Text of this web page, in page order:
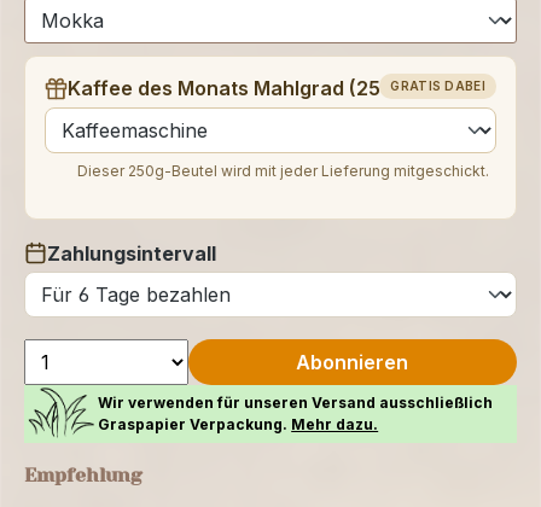
GRATIS DABEI
Kaffee des Monats Mahlgrad (250 g)
auswählen
Dieser 250g-Beutel wird mit jeder Lieferung mitgeschickt.
Zahlungsintervall
auswählen
Abonnieren
Wir verwenden für unseren Versand ausschließlich
Graspapier Verpackung. Mehr dazu.
Empfehlung